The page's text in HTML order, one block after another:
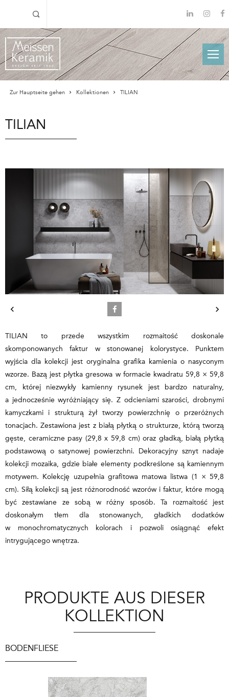
Zur Hauptseite gehen Kollektionen TILIAN
TILIAN
TILIAN to przede wszystkim rozmaitość doskonale
skomponowanych faktur w stonowanej kolorystyce. Punktem
wyjścia dla kolekcji jest oryginalna grafika kamienia o nasyconym
wzorze. Bazą jest płytka gresowa w formacie kwadratu 59,8 × 59,8
cm, której niezwykły kamienny rysunek jest bardzo naturalny,
a jednocześnie wyróżniający się. Z odcieniami szarości, drobnymi
kamyczkami i strukturą żył tworzy powierzchnię o przeróżnych
tonacjach. Zestawiona jest z białą płytką o strukturze, którą tworzą
gęste, ceramiczne pasy (29,8 x 59,8 cm) oraz gładką, białą płytką
podstawową o satynowej powierzchni. Dekoracyjny sznyt nadaje
kolekcji mozaika, gdzie białe elementy podkreślone są kamiennym
motywem. Kolekcję uzupełnia grafitowa matowa listwa (1 × 59,8
cm). Siłą kolekcji są jest różnorodność wzorów i faktur, które mogą
być zestawiane ze sobą w różny sposób. Ta rozmaitość jest
doskonałym tłem dla stonowanych, gładkich dodatków
w monochromatycznych kolorach i pozwoli osiągnąć efekt
intrygującego wnętrza.
PRODUKTE AUS DIESER
KOLLEKTION
BODENFLIESE